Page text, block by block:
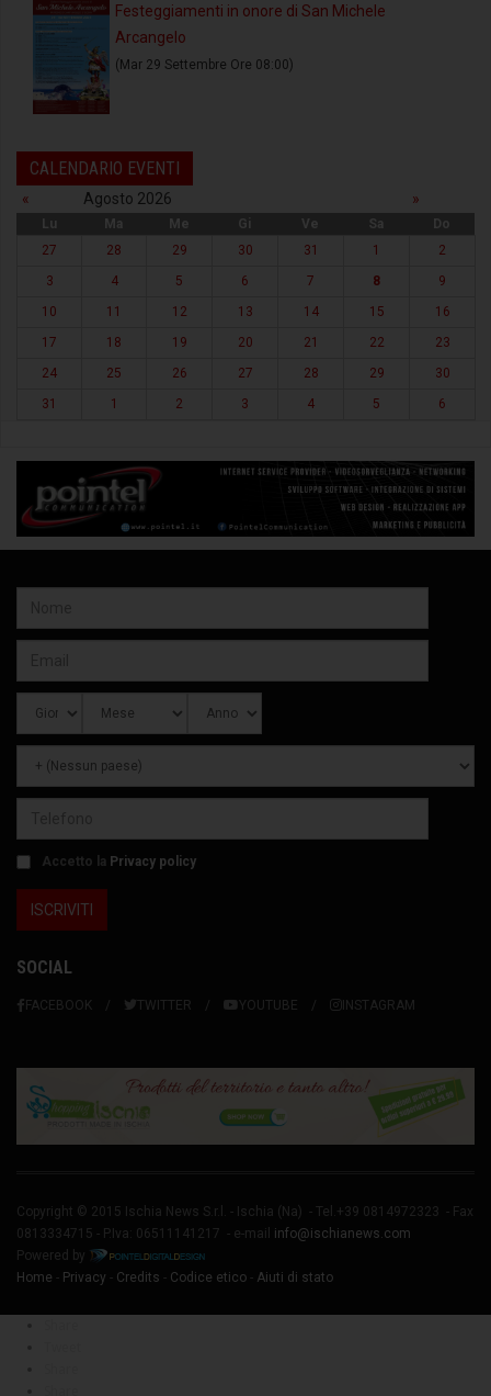
Festeggiamenti in onore di San Michele
Arcangelo
(Mar 29 Settembre Ore 08:00)
CALENDARIO EVENTI
« Agosto 2026 »
Lu Ma Me Gi Ve Sa
Do
27
28 29 30 31 1
2
3
4 5 6 7 8
9
10
11 12 13 14 15
16
17
18 19 20 21 22
23
24
25 26 27 28 29
30
31
1 2 3 4 5 6
Accetto la Privacy policy
SOCIAL
FACEBOOK TWITTER YOUTUBE INSTAGRAM
Copyright © 2015 Ischia News S.r.l. - Ischia (Na) - Tel.+39 0814972323 - Fax
0813334715 - P.Iva: 06511141217 - e-mail info@ischianews.com
Powered by
Home - Privacy - Credits - Codice etico - Aiuti di stato